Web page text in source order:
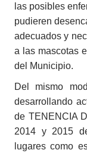
las posibles
pudieren
adecuados y
a las mascotas
del Municipio.
Del mismo
desarrollando
de TENENCIA
2014 y 2015
lugares como